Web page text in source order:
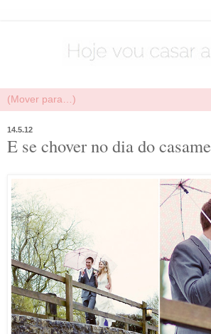
14.5.12
E se chover no dia do